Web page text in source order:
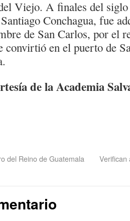
Viejo. A finales del
Conchagua, fue
de San Carlos, por el
convirtió en el puerto de
de la Academia
del Reino de Guatemala Verifican